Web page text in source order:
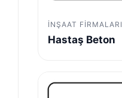
İNŞAAT FIRMALARI
Hastaş Beton